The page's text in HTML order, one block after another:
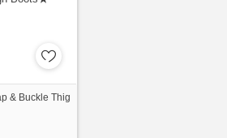
& Buckle Thig